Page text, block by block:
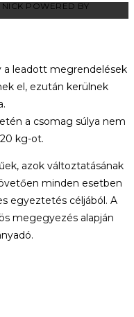
POWERED BY
leadott megrendelések
el, ezután kerülnek
a csomag súlya nem
kg-ot.
azok változtatásának
minden esetben
egyeztetés céljából. A
megegyezés alapján